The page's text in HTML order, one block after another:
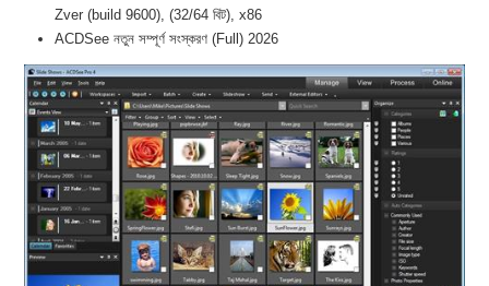
Zver (build 9600), (32/64 বিট), x86
ACDSee নতুন সম্পূর্ণ সংস্করণ (Full) 2026